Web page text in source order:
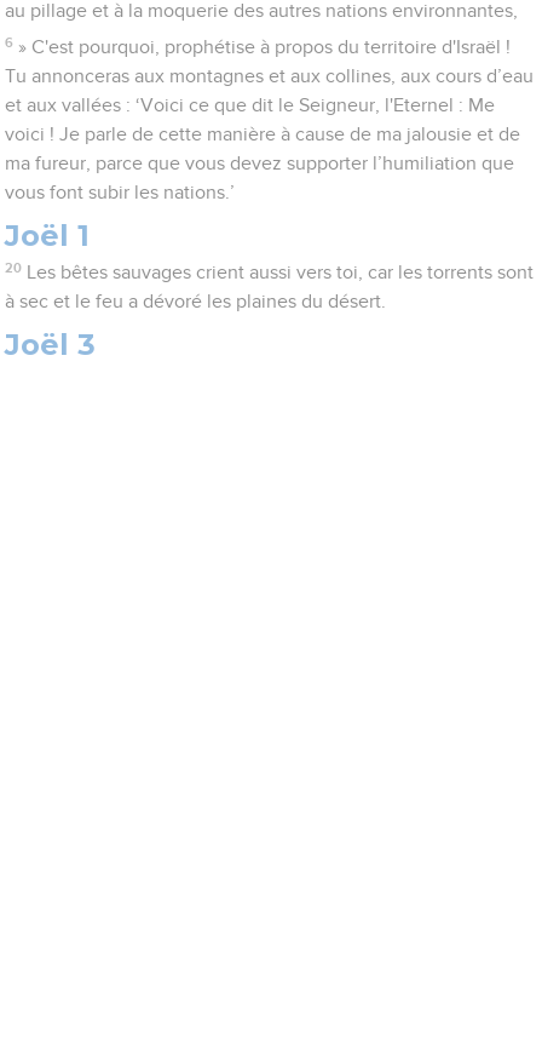
au pillage et à la moquerie des autres nations environnantes,
6 » C'est pourquoi, prophétise à propos du territoire d'Israël !
Tu annonceras aux montagnes et aux collines, aux cours d’eau
et aux vallées : ‘Voici ce que dit le Seigneur, l'Eternel : Me
voici ! Je parle de cette manière à cause de ma jalousie et de
ma fureur, parce que vous devez supporter l’humiliation que
vous font subir les nations.’
Joël 1
20
Les bêtes sauvages crient aussi vers toi, car les torrents sont
à sec et le feu a dévoré les plaines du désert.
Joël 3